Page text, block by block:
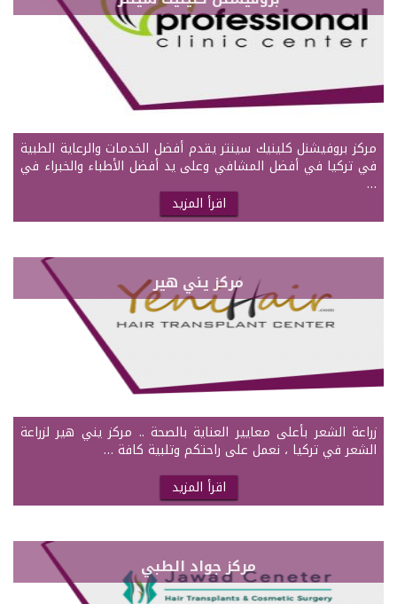
مركز بروفيشنل كلينيك سينتر يقدم أفضل الخدمات والرعاية الطبية
في تركيا في أفضل المشافي وعلى يد أفضل الأطباء والخبراء في
…
اقرأ المزيد
مركز يني هير
زراعة الشعر بأعلى معايير العناية بالصحة .. مركز يني هير لزراعة
الشعر في تركيا ، نعمل على راحتكم وتلبية كافة …
اقرأ المزيد
مركز جواد الطبي